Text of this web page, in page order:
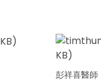
彭祥喜醫師